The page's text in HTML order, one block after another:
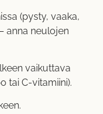
(pysty, vaaka,
anna neulojen
vaikuttava
tai C-vitamiini).